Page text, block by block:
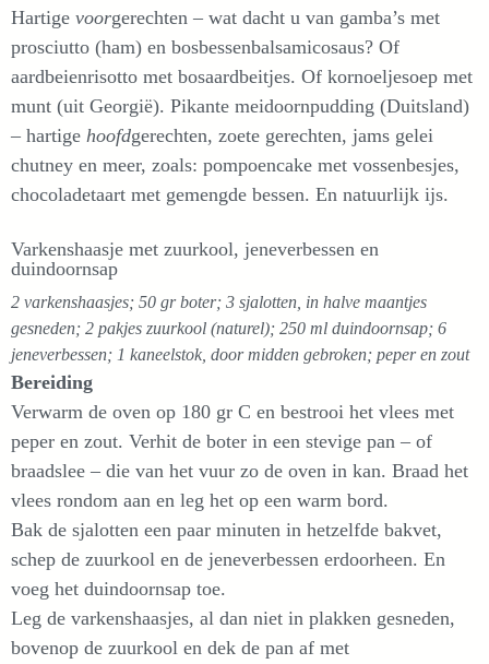
Hartige voorgerechten – wat dacht u van gamba’s met
prosciutto (ham) en bosbessenbalsamicosaus? Of
aardbeienrisotto met bosaardbeitjes. Of kornoeljesoep met
munt (uit Georgië). Pikante meidoornpudding (Duitsland)
– hartige hoofdgerechten, zoete gerechten, jams gelei
chutney en meer, zoals: pompoencake met vossenbesjes,
chocoladetaart met gemengde bessen. En natuurlijk ijs.
Varkenshaasje met zuurkool, jeneverbessen en
duindoornsap
2 varkenshaasjes; 50 gr boter; 3 sjalotten, in halve maantjes
gesneden; 2 pakjes zuurkool (naturel); 250 ml duindoornsap; 6
jeneverbessen; 1 kaneelstok, door midden gebroken; peper en zout
Bereiding
Verwarm de oven op 180 gr C en bestrooi het vlees met
peper en zout. Verhit de boter in een stevige pan – of
braadslee – die van het vuur zo de oven in kan. Braad het
vlees rondom aan en leg het op een warm bord.
Bak de sjalotten een paar minuten in hetzelfde bakvet,
schep de zuurkool en de jeneverbessen erdoorheen. En
voeg het duindoornsap toe.
Leg de varkenshaasjes, al dan niet in plakken gesneden,
bovenop de zuurkool en dek de pan af met